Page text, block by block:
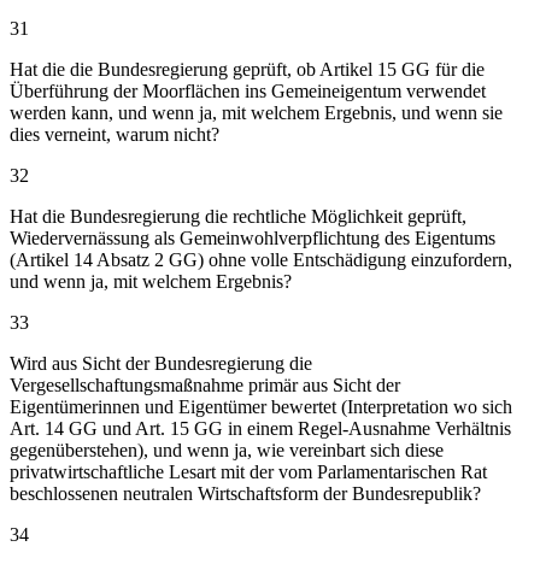
31
Hat die die Bundesregierung geprüft, ob Artikel 15 GG für die
Überführung der Moorflächen ins Gemeineigentum verwendet
werden kann, und wenn ja, mit welchem Ergebnis, und wenn sie
dies verneint, warum nicht?
32
Hat die Bundesregierung die rechtliche Möglichkeit geprüft,
Wiedervernässung als Gemeinwohlverpflichtung des Eigentums
(Artikel 14 Absatz 2 GG) ohne volle Entschädigung einzufordern,
und wenn ja, mit welchem Ergebnis?
33
Wird aus Sicht der Bundesregierung die
Vergesellschaftungsmaßnahme primär aus Sicht der
Eigentümerinnen und Eigentümer bewertet (Interpretation wo sich
Art. 14 GG und Art. 15 GG in einem Regel-Ausnahme Verhältnis
gegenüberstehen), und wenn ja, wie vereinbart sich diese
privatwirtschaftliche Lesart mit der vom Parlamentarischen Rat
beschlossenen neutralen Wirtschaftsform der Bundesrepublik?
34